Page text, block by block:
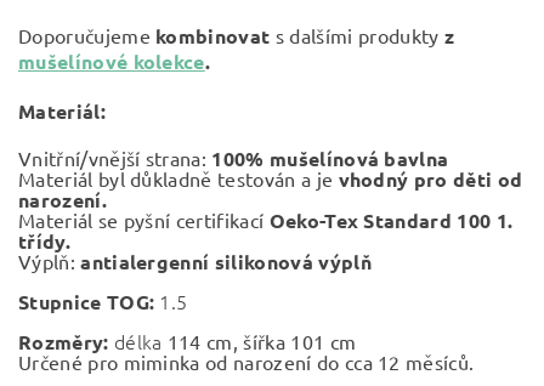
Doporučujeme kombinovat s dalšími produkty z
mušelínové kolekce.
Materiál:
Vnitřní/vnější strana: 100% mušelínová bavlna
Materiál byl důkladně testován a je vhodný pro děti od
narození.
Materiál se pyšní certifikací Oeko-Tex Standard 100 1.
třídy.
Výplň: antialergenní silikonová výplň
Stupnice TOG: 1.5
Rozměry: délka 114 cm, šířka 101 cm
Určené pro miminka od narození do cca 12 měsíců.